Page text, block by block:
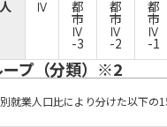
Ⅳ 都
市
Ⅳ
-3
都
市
Ⅳ
-2
都
市
Ⅳ
-1
プ（分類）※2
就業人口比により分けた以下の